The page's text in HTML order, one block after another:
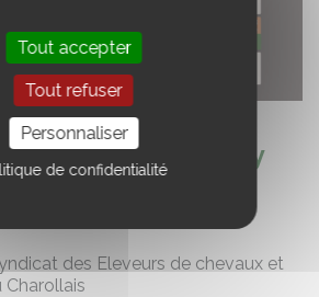
à Blanzy et Gilly
des Eleveurs de chevaux et
Tout accepter
Tout refuser
Personnaliser
de confidentialité